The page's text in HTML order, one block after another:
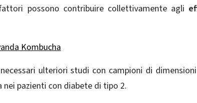
possono contribuire collettivamente agli
Kombucha
ulteriori studi con campioni di
pazienti con diabete di tipo 2.